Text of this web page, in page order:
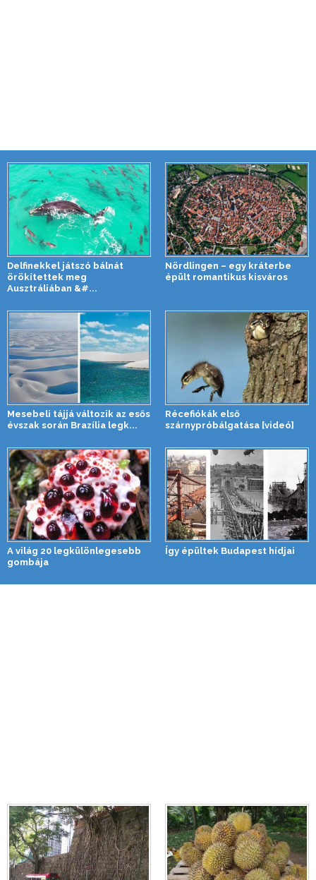
Delfinekkel játszó bálnát
örökítettek meg
Ausztráliában &#...
Nördlingen – egy kráterbe
épült romantikus kisváros
Mesebeli tájjá változik az esős
évszak során Brazília legk...
Récefiókák első
szárnypróbálgatása [videó]
A világ 20 legkülönlegesebb
gombája
Így épültek Budapest hídjai